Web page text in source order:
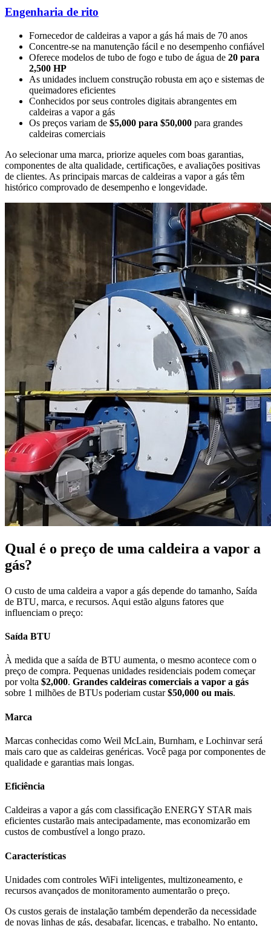
Engenharia de rito
Fornecedor de caldeiras a vapor a gás há mais de 70 anos
Concentre-se na manutenção fácil e no desempenho confiável
Oferece modelos de tubo de fogo e tubo de água de 20 para
2,500 HP
As unidades incluem construção robusta em aço e sistemas de
queimadores eficientes
Conhecidos por seus controles digitais abrangentes em
caldeiras a vapor a gás
Os preços variam de $5,000 para $50,000 para grandes
caldeiras comerciais
Ao selecionar uma marca, priorize aqueles com boas garantias,
componentes de alta qualidade, certificações, e avaliações positivas
de clientes. As principais marcas de caldeiras a vapor a gás têm
histórico comprovado de desempenho e longevidade.
Qual é o preço de uma caldeira a vapor a
gás?
O custo de uma caldeira a vapor a gás depende do tamanho, Saída
de BTU, marca, e recursos. Aqui estão alguns fatores que
influenciam o preço:
Saída BTU
À medida que a saída de BTU aumenta, o mesmo acontece com o
preço de compra. Pequenas unidades residenciais podem começar
por volta $2,000. Grandes caldeiras comerciais a vapor a gás
sobre 1 milhões de BTUs poderiam custar$50,000 ou mais.
Marca
Marcas conhecidas como Weil McLain, Burnham, e Lochinvar será
mais caro que as caldeiras genéricas. Você paga por componentes de
qualidade e garantias mais longas.
Eficiência
Caldeiras a vapor a gás com classificação ENERGY STAR mais
eficientes custarão mais antecipadamente, mas economizarão em
custos de combustível a longo prazo.
Características
Unidades com controles WiFi inteligentes, multizoneamento, e
recursos avançados de monitoramento aumentarão o preço.
Os custos gerais de instalação também dependerão da necessidade
de novas linhas de gás, desabafar, licenças, e trabalho. No entanto,